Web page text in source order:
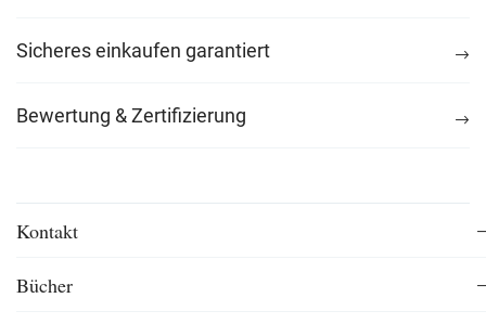
Sicheres einkaufen garantiert
Bewertung & Zertifizierung
Kontakt
Bücher